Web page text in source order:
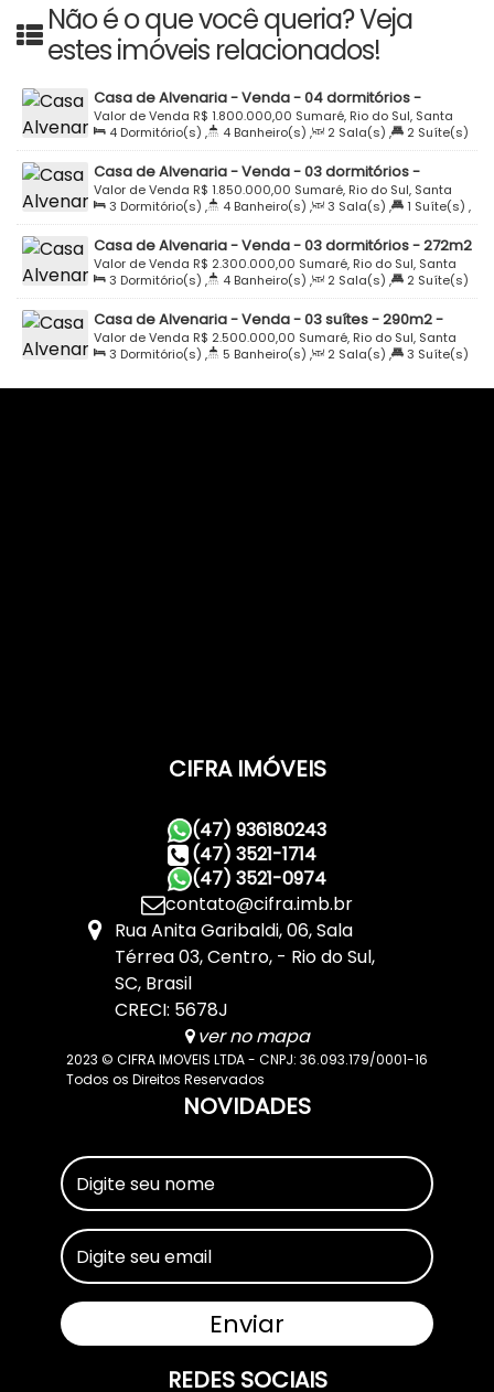
Não é o que você queria? Veja
estes imóveis relacionados!
Casa de Alvenaria - Venda - 04 dormitórios -
405m2 - Semi Mobiliada - Piscina Aquecida -
Sumaré - Rio do Sul
R$ 1.800.000,00
Valor de Venda
Sumaré, Rio do Sul, Santa
Catarina, Brasil
4 Dormitório(s) , 4 Banheiro(s) , 2 Sala(s) , 2 Suíte(s)
,
Total:405.24m² , 4 Vaga(s), Terreno: 2332.00m²
Casa de Alvenaria - Venda - 03 dormitórios -
478m2 - Semi Mobiliada - Alto Padrão - Piscina -
Rua Equador - Sumaré - Rio do Sul
R$ 1.850.000,00
Valor de Venda
Sumaré, Rio do Sul, Santa
Catarina, Brasil
3 Dormitório(s) , 4 Banheiro(s) , 3 Sala(s) , 1 Suíte(s) ,
Total:478.67m² , 2 Vaga(s), Terreno: 653.61m²
Casa de Alvenaria - Venda - 03 dormitórios - 272m2
- Mobiliada - Alto Padrão - Piscina - Rua Roberto
Koch - Condomínio Fechado Bosque da Montanha -
Sumaré - Rio do Sul
R$ 2.300.000,00
Valor de Venda
Sumaré, Rio do Sul, Santa
Catarina, Brasil
3 Dormitório(s) , 4 Banheiro(s) , 2 Sala(s) , 2 Suíte(s)
,
Total:272.16m² , 2 Vaga(s), Terreno: 803.02m²
Casa de Alvenaria - Venda - 03 suítes - 290m2 -
Semi Mobiliada - Alto Padrão - Piscina Aquecida -
Jardim Panorama - Sumaré - Rio do Sul
R$ 2.500.000,00
Valor de Venda
Sumaré, Rio do Sul, Santa
Catarina, Brasil
3 Dormitório(s) , 5 Banheiro(s) , 2 Sala(s) , 3 Suíte(s)
Fundos:15.00m, Frente:15.00m, Lado Direito:31.00m,
CIFRA IMÓVEIS
(47) 936180243
(47) 3521-1714
(47) 3521-0974
contato@cifra.imb.br
Rua Anita Garibaldi,06,Sala
Térrea 03,Centro, Rio do Sul,
SC, Brasil
CRECI: 5678J
ver no mapa
2023 © CIFRA IMOVEIS LTDA - CNPJ: 36.093.179/0001-16
Todos os Direitos Reservados
NOVIDADES
REDES SOCIAIS